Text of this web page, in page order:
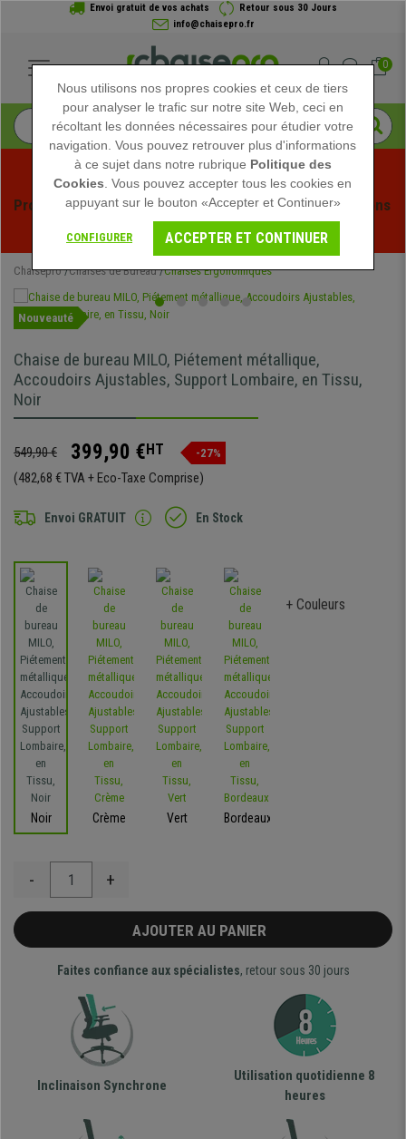
Envoi gratuit de vos achats
Retour sous 30 Jours
info@chaisepro.fr
0
Profitez des soldes d'été chez Chaisepro ! Des réductions
exclusives pour une durée limitée - Voir l'offre
Chaisepro Chaises de Bureau Chaises Ergonomiques
Nouveauté
Chaise de bureau MILO, Piétement métallique,
Accoudoirs Ajustables, Support Lombaire, en Tissu,
Noir
549,90 € 399,90 €HT -27%
(482,68 € TVA + Eco-Taxe Comprise)
Envoi GRATUIT En Stock
Noir Crème Vert Bordeaux
+ Couleurs
- +
AJOUTER AU PANIER
Faites confiance aux spécialistes, retour sous 30 jours
Inclinaison Synchrone
Utilisation quotidienne 8
heures
Nous utilisons nos propres cookies et ceux de tiers
pour analyser le trafic sur notre site Web, ceci en
récoltant les données nécessaires pour étudier votre
navigation. Vous pouvez retrouver plus d'informations
à ce sujet dans notre rubrique Politique des
Cookies . Vous pouvez accepter tous les cookies en
appuyant sur le bouton «Accepter et Continuer»
CONFIGURER ACCEPTER ET CONTINUER